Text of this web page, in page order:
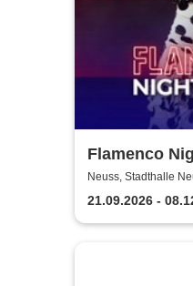
Flamenco
Deutschlands
Flamenco-
Neuss, Stadthalle
21.09.2026 -